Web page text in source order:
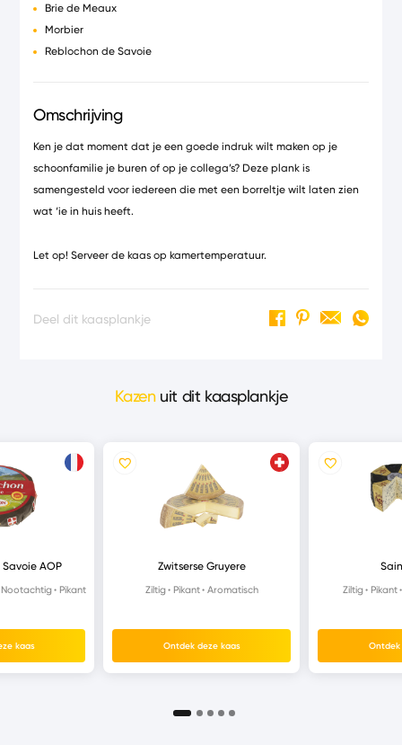
Brie de Meaux
Morbier
Reblochon de Savoie
Omschrijving
Ken je dat moment dat je een goede indruk wilt maken op je
schoonfamilie je buren of op je collega’s? Deze plank is
samengesteld voor iedereen die met een borreltje wilt laten zien
wat ‘ie in huis heeft.
Let op! Serveer de kaas op kamertemperatuur.
Deel dit kaasplankje
Kazenuit dit kaasplankje
AOP
Nootachtig Pikant
kaas
Zwitserse Gruyere
Ziltig Pikant Aromatisch
Ontdek deze kaas
Ziltig Pikant
Ontdek